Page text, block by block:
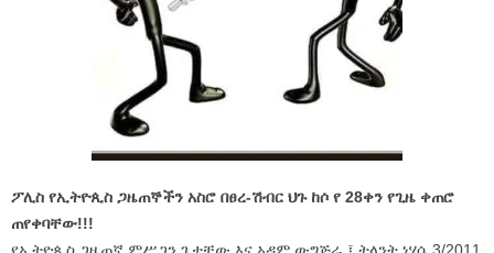
ፖሊስ የኢትዮጲስ ጋዜጠኞችን አስሮ በፀረ-ሽብር ህጉ ከሶ የ 28ቀን የጊዜ ቀጠሮ
ጠየቀባቸው!!!